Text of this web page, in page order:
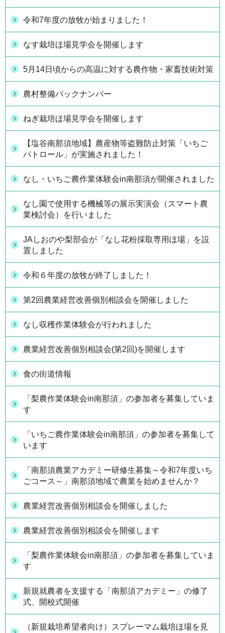
令和7年度の放牧が始まりました！
なす栽培ほ場見学会を開催します
5月14日頃からの高温に対する農作物・家畜技術対策
農村整備バックナンバー
ねぎ栽培ほ場見学会を開催します
【塩谷南那須地域】農産物等盗難防止対策「いちご
パトロール」が実施されました！
なし・いちご農作業体験会in南那須が開催されました
なし園で使用する機械等の展示実演会（スマート農
業検討会）を行いました
JAしおのや梨部会が「なし花粉採取専用ほ場」を設
置しました
令和６年度の放牧が終了しました！
第2回農業経営改善個別相談会を開催しました
なし収穫作業体験会が行われました
農業経営改善個別相談会(第2回)を開催します
食の街道情報
「梨農作業体験会in南那須」の参加者を募集していま
す
「いちご農作業体験会in南那須」の参加者を募集して
います
「南那須農業アカデミー研修生募集～令和7年度いち
ごコース～」南那須地域で農業を始めませんか？
農業経営改善個別相談会を開催しました
農業経営改善個別相談会を開催します
「梨農作業体験会in南那須」の参加者を募集していま
す
新規就農者を支援する「南那須アカデミー」の修了
式、開校式開催
（新規栽培希望者向け）スプレーマム栽培ほ場を見